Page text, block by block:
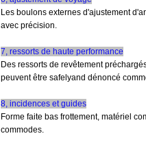
Les boulons externes d'ajustement
avec précision.
7, ressorts de haute performance
Des ressorts de revêtement
peuvent être safelyand dénoncé
8, incidences et guides
Forme faite bas frottement, matériel
commodes.